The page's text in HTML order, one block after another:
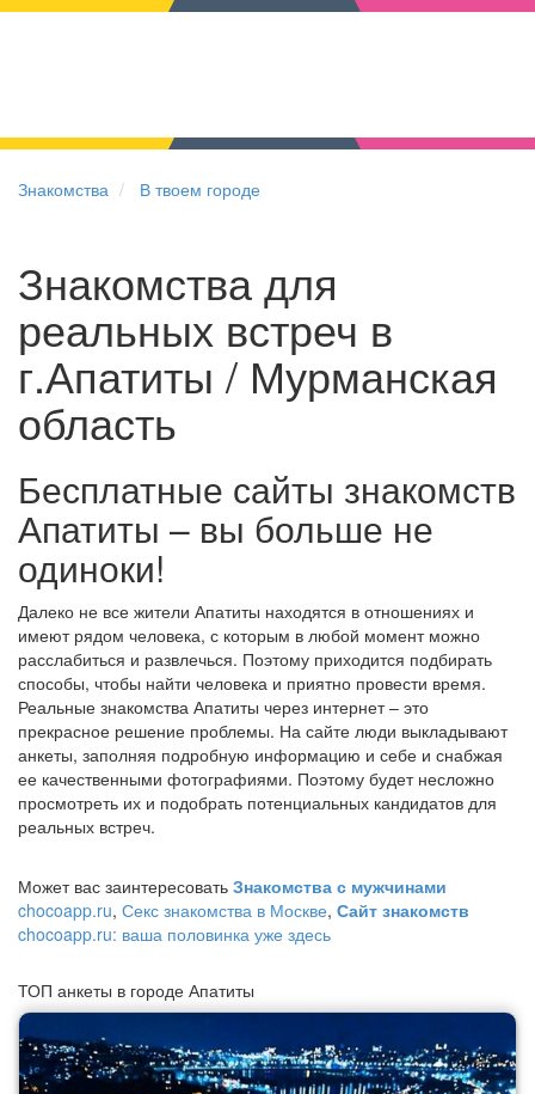
Знакомства В твоем городе
Знакомства для
реальных встреч в
г.Апатиты / Мурманская
область
Бесплатные сайты знакомств
Апатиты – вы больше не
одиноки!
Далеко не все жители Апатиты находятся в отношениях и
имеют рядом человека, с которым в любой момент можно
расслабиться и развлечься. Поэтому приходится подбирать
способы, чтобы найти человека и приятно провести время.
Реальные знакомства Апатиты через интернет – это
прекрасное решение проблемы. На сайте люди выкладывают
анкеты, заполняя подробную информацию и себе и снабжая
ее качественными фотографиями. Поэтому будет несложно
просмотреть их и подобрать потенциальных кандидатов для
реальных встреч.
Может вас заинтересовать Знакомства с мужчинами
chocoapp.ru, Секс знакомства в Москве, Сайт знакомств
chocoapp.ru: ваша половинка уже здесь
ТОП анкеты в городе Апатиты